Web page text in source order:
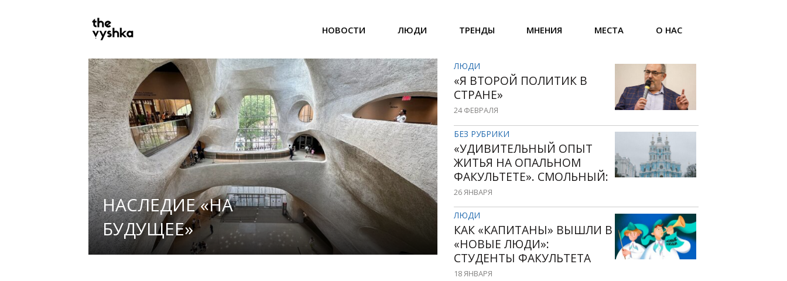
PRIMARY
NAVIGATION НОВОСТИ ЛЮДИ ТРЕНДЫ МНЕНИЯ МЕСТА О НАС
НАСЛЕДИЕ «НА
БУДУЩЕЕ»
ЛЮДИ
«Я ВТОРОЙ ПОЛИТИК В
СТРАНЕ»
24 ФЕВРАЛЯ
БЕЗ РУБРИКИ
«УДИВИТЕЛЬНЫЙ ОПЫТ
ЖИТЬЯ НА ОПАЛЬНОМ
ФАКУЛЬТЕТЕ». СМОЛЬНЫЙ:
ОТ ПОСТРОЙКИ ДО
РАЗРУШЕНИЯ
26 ЯНВАРЯ
ЛЮДИ
КАК «КАПИТАНЫ» ВЫШЛИ В
«НОВЫЕ ЛЮДИ»:
СТУДЕНТЫ ФАКУЛЬТЕТА
БИЗНЕСА РЭУ ИМ.
18 ЯНВАРЯ